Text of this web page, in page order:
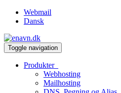
Webmail
Dansk
Toggle navigation
Produkter
Webhosting
Mailhosting